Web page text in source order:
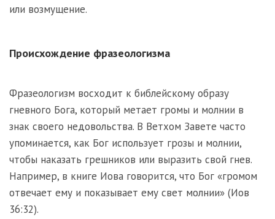
или возмущение.
Происхождение фразеологизма
Фразеологизм восходит к библейскому образу
гневного Бога, который метает громы и молнии в
знак своего недовольства. В Ветхом Завете часто
упоминается, как Бог использует грозы и молнии,
чтобы наказать грешников или выразить свой гнев.
Например, в книге Иова говорится, что Бог «громом
отвечает ему и показывает ему свет молнии» (Иов
36:32).